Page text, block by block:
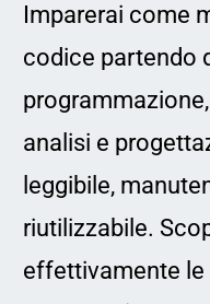
Imparerai come
codice partendo
analisi e
leggibile,
riutilizzabile.
effettivamente le